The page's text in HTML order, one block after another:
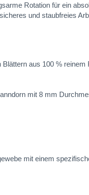
Rotation für ein
und staubfreies
aus 100 % reinem
mit 8 mm
mit einem